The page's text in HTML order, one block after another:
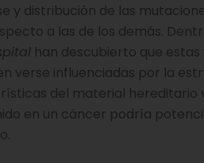
y distribución de las
a las de los demás.
han descubierto que
verse influenciadas por la
del material hereditario
en un cáncer podría